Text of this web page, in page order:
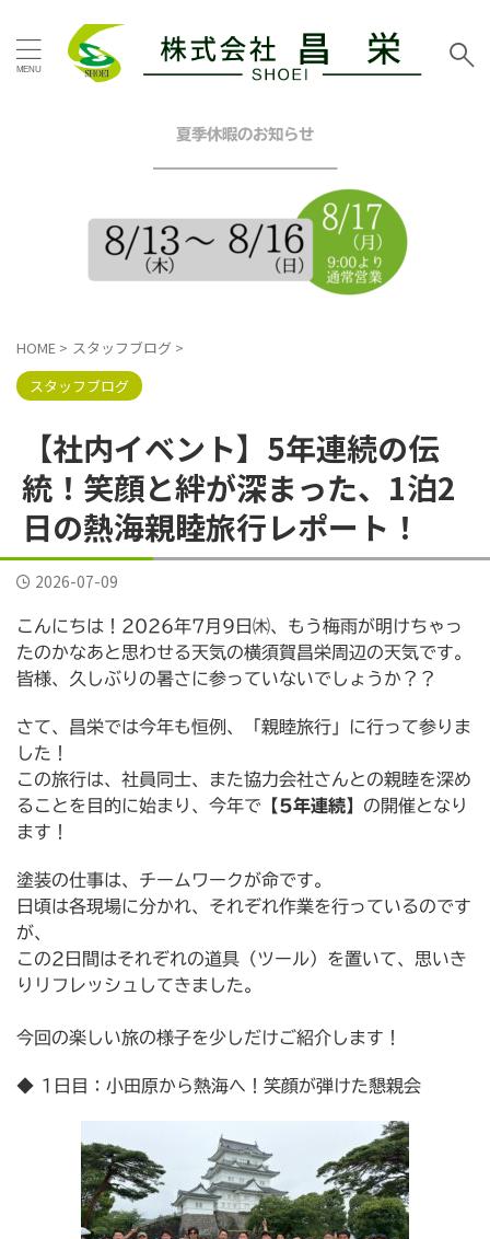
タグ
グリーン グレー シーリング工事
トイレリフォーム
ピンク ブラウン ブルー ベージュ
口コミ 外壁塗装工事
戸建塗装 施工事例
横浜市金沢区 横須賀市 横須賀市ハイランド
横須賀市三春町 横須賀市久里浜 横須賀市二葉
横須賀市公郷町 横須賀市大矢部 横須賀市岩戸
横須賀市平作
横須賀市野比 横須賀市長沢 評判 逗子葉山
夏季休暇のお知らせ
━━━━━━━━━━━━
HOME > スタッフブログ >
スタッフブログ
【社内イベント】5年連続の伝
統！笑顔と絆が深まった、1泊2
日の熱海親睦旅行レポート！
2026-07-09
こんにちは！2026年7月9日㈭、もう梅雨が明けちゃっ
たのかなあと思わせる天気の横須賀昌栄周辺の天気です。
皆様、久しぶりの暑さに参っていないでしょうか？？
さて、昌栄では今年も恒例、「親睦旅行」に行って参りま
した！
この旅行は、社員同士、また協力会社さんとの親睦を深め
ることを目的に始まり、今年で 【5年連続】 の開催となり
ます！
塗装の仕事は、チームワークが命です。
日頃は各現場に分かれ、それぞれ作業を行っているのです
が、
この2日間はそれぞれの道具（ツール）を置いて、思いき
りリフレッシュしてきました。
今回の楽しい旅の様子を少しだけご紹介します！
◆ 1日目：小田原から熱海へ！笑顔が弾けた懇親会